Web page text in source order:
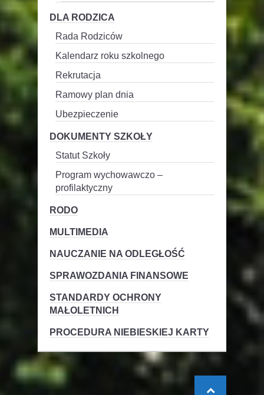
DLA RODZICA
Rada Rodziców
Kalendarz roku szkolnego
Rekrutacja
Ramowy plan dnia
Ubezpieczenie
DOKUMENTY SZKOŁY
Statut Szkoły
Program wychowawczo –
profilaktyczny
RODO
MULTIMEDIA
NAUCZANIE NA ODLEGŁOŚĆ
SPRAWOZDANIA FINANSOWE
STANDARDY OCHRONY
MAŁOLETNICH
PROCEDURA NIEBIESKIEJ KARTY